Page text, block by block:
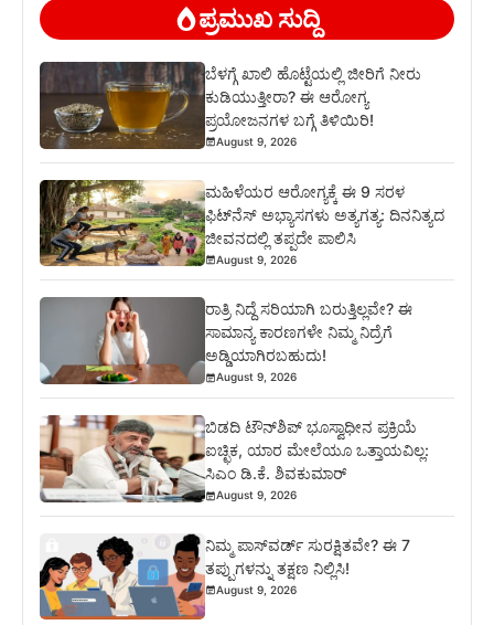
ಪ್ರಮುಖ ಸುದ್ದಿ
ಬೆಳಗ್ಗೆ ಖಾಲಿ ಹೊಟ್ಟೆಯಲ್ಲಿ ಜೀರಿಗೆ ನೀರು
ಕುಡಿಯುತ್ತೀರಾ? ಈ ಆರೋಗ್ಯ
ಪ್ರಯೋಜನಗಳ ಬಗ್ಗೆ ತಿಳಿಯಿರಿ!
August 9, 2026
ಮಹಿಳೆಯರ ಆರೋಗ್ಯಕ್ಕೆ ಈ 9 ಸರಳ
ಫಿಟ್‌ನೆಸ್‌ ಅಭ್ಯಾಸಗಳು ಅತ್ಯಗತ್ಯ: ದಿನನಿತ್ಯದ
ಜೀವನದಲ್ಲಿ ತಪ್ಪದೇ ಪಾಲಿಸಿ
August 9, 2026
ರಾತ್ರಿ ನಿದ್ದೆ ಸರಿಯಾಗಿ ಬರುತ್ತಿಲ್ಲವೇ? ಈ
ಸಾಮಾನ್ಯ ಕಾರಣಗಳೇ ನಿಮ್ಮ ನಿದ್ರೆಗೆ
ಅಡ್ಡಿಯಾಗಿರಬಹುದು!
August 9, 2026
ಬಿಡದಿ ಟೌನ್‌ಶಿಪ್‌ ಭೂಸ್ವಾಧೀನ ಪ್ರಕ್ರಿಯೆ
ಐಚ್ಛಿಕ, ಯಾರ ಮೇಲೆಯೂ ಒತ್ತಾಯವಿಲ್ಲ:
ಸಿಎಂ ಡಿ.ಕೆ. ಶಿವಕುಮಾರ್
August 9, 2026
ನಿಮ್ಮ ಪಾಸ್‌ವರ್ಡ್ ಸುರಕ್ಷಿತವೇ? ಈ 7
ತಪ್ಪುಗಳನ್ನು ತಕ್ಷಣ ನಿಲ್ಲಿಸಿ!
August 9, 2026